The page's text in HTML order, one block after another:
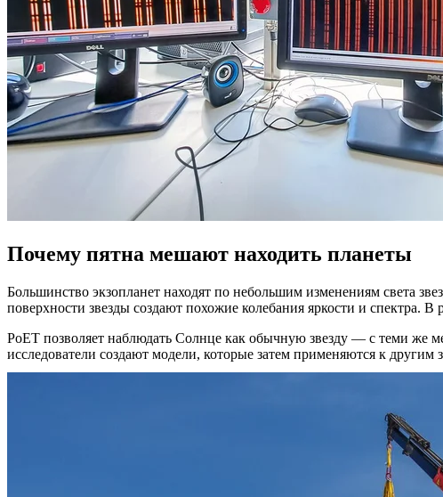
Почему пятна мешают находить планеты
Большинство экзопланет находят по небольшим изменениям света
поверхности звезды создают похожие колебания яркости и спектра.
PoET позволяет наблюдать Солнце как обычную звезду — с теми же
исследователи создают модели, которые затем применяются к